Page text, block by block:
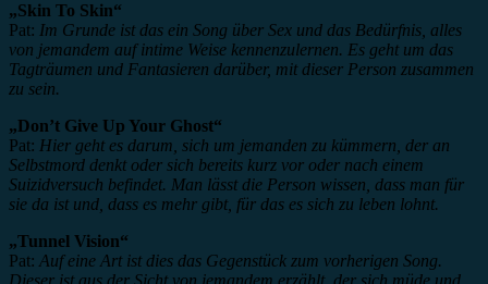
„Skin To Skin“
Pat: Im Grunde ist das ein Song über Sex und das Bedürfnis, alles
von jemandem auf intime Weise kennenzulernen. Es geht um das
Tagträumen und Fantasieren darüber, mit dieser Person zusammen
zu sein.
„Don’t Give Up Your Ghost“
Pat: Hier geht es darum, sich um jemanden zu kümmern, der an
Selbstmord denkt oder sich bereits kurz vor oder nach einem
Suizidversuch befindet. Man lässt die Person wissen, dass man für
sie da ist und, dass es mehr gibt, für das es sich zu leben lohnt.
„Tunnel Vision“
Pat: Auf eine Art ist dies das Gegenstück zum vorherigen Song.